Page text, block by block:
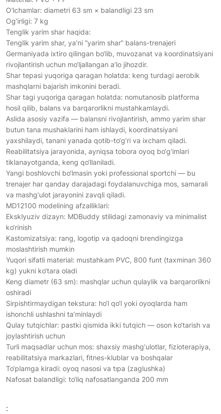
O‘lchamlar: diametri 63 sm × balandligi 23 sm
Og‘irligi: 7 kg
Tenglik yarim shar haqida:
Tenglik yarim shar, ya’ni “yarim shar” balans-trenajeri
Germaniyada ixtiro qilingan bo‘lib, muvozanat va koordinatsiyani
rivojlantirish uchun mo‘ljallangan a’lo jihozdir.
Shar tepasi yuqoriga qaragan holatda: keng turdagi aerobik
mashqlarni bajarish imkonini beradi.
Shar tagi yuqoriga qaragan holatda: nomutanosib platforma
hosil qilib, balans va barqarorlikni mustahkamlaydi.
Aslida asosiy vazifa — balansni rivojlantirish, ammo yarim shar
butun tana mushaklarini ham ishlaydi, koordinatsiyani
yaxshilaydi, tanani yanada qotib-to‘g‘ri va ixcham qiladi.
Reabilitatsiya jarayonida, ayniqsa tobora oyoq bo‘g‘imlari
tiklanayotganda, keng qo‘llaniladi.
Yangi boshlovchi bo‘lmasin yoki professional sportchi — bu
trenajer har qanday darajadagi foydalanuvchiga mos, samarali
va mashg‘ulot jarayonini zavqli qiladi.
MD12100 modelining afzalliklari:
Eksklyuziv dizayn: MDBuddy stilidagi zamonaviy va minimalist
ko‘rinish
Kastomizatsiya: rang, logotip va qadoqni brendingizga
moslashtirish mumkin
Yuqori sifatli material: mustahkam PVC, 800 funt (taxminan 360
kg) yukni ko‘tara oladi
Keng diametr (63 sm): mashqlar uchun qulaylik va barqarorlikni
oshiradi
Sirpishtirmaydigan tekstura: ho‘l qo‘l yoki oyoqlarda ham
ishonchli ushlashni ta’minlaydi
Qulay tutqichlar: pastki qismida ikki tutqich — oson ko‘tarish va
joylashtirish uchun
Turli maqsadlar uchun mos: shaxsiy mashg‘ulotlar, fizioterapiya,
reabilitatsiya markazlari, fitnes-klublar va boshqalar
To‘plamga kiradi: oyoq nasosi va tıpa (zaglushka)
Nafosat balandligi: to‘liq nafosatlanganda 200 mm
: